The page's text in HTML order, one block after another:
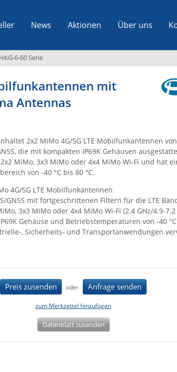
News Aktionen Über uns
6-60 Serie
mit
Antennas
2x2 MiMo 4G/5G LTE Mobilfunkantennen
die mit kompakten IP69K Gehäusen
MiMo, 3x3 MiMo oder 4x4 MiMo Wi-Fi und hat
von -40 °C bis 80 °C.
4G/5G LTE Mobilfunkantennen
GNSS mit fortgeschrittenen Filtern für die LTE
3x3 MiMo oder 4x4 MiMo Wi-Fi (2.4 GHz/4.9-7.2
Gehäuse und Betriebstemperaturen von -40
, Sicherheits- und Transportanwendungen
Preis zusenden oder Anfrage senden
zum Merkzettel hinzufügen
Datenblatt zusenden